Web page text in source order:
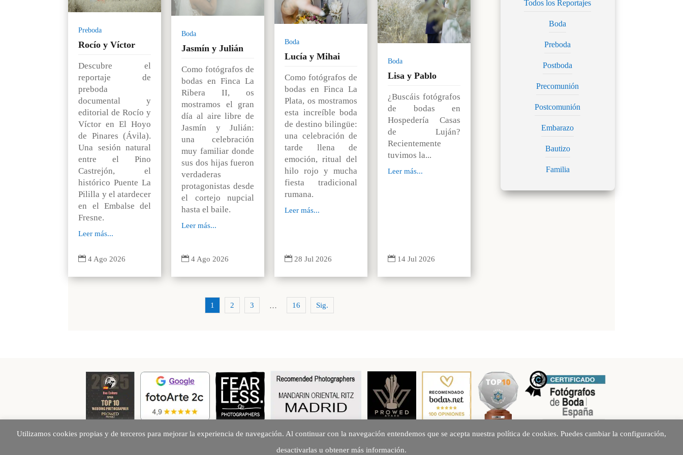
Preboda
Rocío y Víctor
Descubre el
reportaje de
preboda
documental y
editorial de Rocío y
Víctor en El Hoyo
de Pinares (Ávila).
Una sesión natural
entre el Pino
Castrejón, el
histórico Puente La
Pililla y el atardecer
en el Embalse del
Fresne.
Leer más...
 4 Ago 2026
Boda
Jasmín y Julián
Como fotógrafos de
bodas en Finca La
Ribera II, os
mostramos el gran
día al aire libre de
Jasmín y Julián:
una celebración
muy familiar donde
sus dos hijas fueron
verdaderas
protagonistas desde
el cortejo nupcial
hasta el baile.
Leer más...
 4 Ago 2026
Boda
Lucía y Mihai
Como fotógrafos de
bodas en Finca La
Plata, os mostramos
esta increíble boda
de destino bilingüe:
una celebración de
tarde llena de
emoción, ritual del
hilo rojo y mucha
fiesta tradicional
rumana.
Leer más...
 28 Jul 2026
Boda
Lisa y Pablo
¿Buscáis fotógrafos
de bodas en
Hospedería Casas
de Luján?
Recientemente
tuvimos la...
Leer más...
 14 Jul 2026
1 2 3 … 16 Sig.
Todos los Reportajes
Boda
Preboda
Postboda
Precomunión
Postcomunión
Embarazo
Bautizo
Familia
Utilizamos cookies propias y de terceros para mejorar la experiencia de navegación. Al continuar con la navegación entendemos que se acepta nuestra política de cookies. Puedes cambiar la configuración,
desactivarlas u obtener más información.